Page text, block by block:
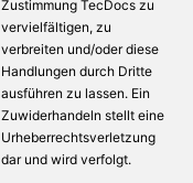
Zustimmung TecDocs zu
vervielfältigen, zu
verbreiten und/oder diese
Handlungen durch Dritte
ausführen zu lassen. Ein
Zuwiderhandeln stellt eine
Urheberrechtsverletzung
dar und wird verfolgt.